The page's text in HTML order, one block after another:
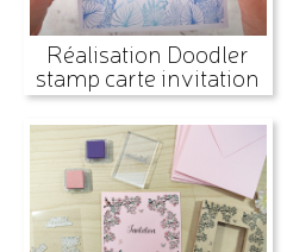
Réalisation Doodler
stamp carte invitation